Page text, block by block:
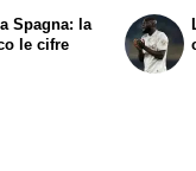
Spagna: la
le cifre